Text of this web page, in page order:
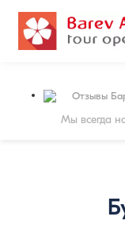
Отзывы
Мы всегда